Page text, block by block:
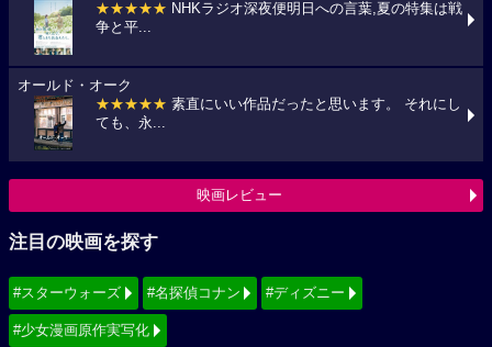
★★★★★ NHKラジオ深夜便明日への言葉,夏の特集は戦
争と平...
オールド・オーク
★★★★★ 素直にいい作品だったと思います。 それにし
ても、永...
映画レビュー
注目の映画を探す
#スターウォーズ #名探偵コナン #ディズニー
#少女漫画原作実写化